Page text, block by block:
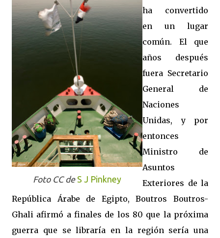
Foto CC de S J Pinkney
ha convertido
en un lugar
común. El que
años después
fuera Secretario
General de
Naciones
Unidas, y por
entonces
Ministro de
Asuntos
Exteriores de la
República Árabe de Egipto, Boutros Boutros-
Ghali afirmó a finales de los 80 que la próxima
guerra que se libraría en la región sería una